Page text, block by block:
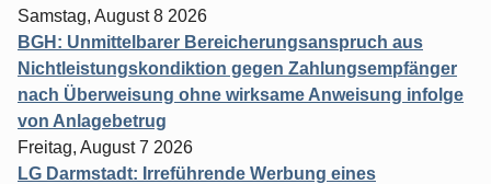
Samstag, August 8 2026
BGH: Unmittelbarer Bereicherungsanspruch aus
Nichtleistungskondiktion gegen Zahlungsempfänger
nach Überweisung ohne wirksame Anweisung infolge
von Anlagebetrug
Freitag, August 7 2026
LG Darmstadt: Irreführende Werbung eines